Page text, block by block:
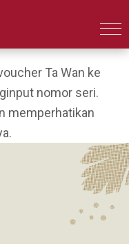
Ta Wan ke
nomor seri.
memperhatikan